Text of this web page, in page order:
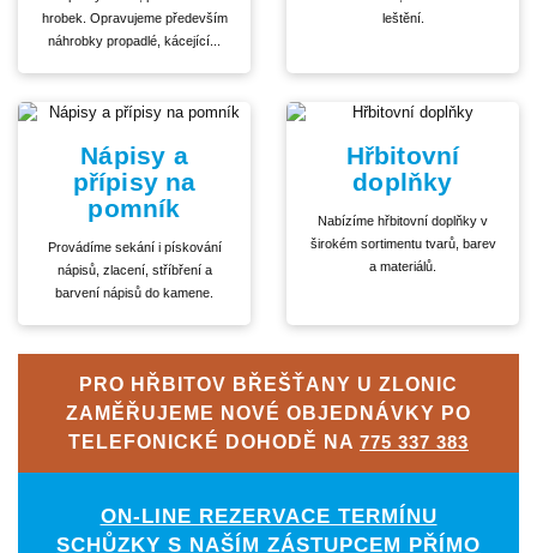
hrobek. Opravujeme především
náhrobky propadlé, kácející...
leštění.
Nápisy a
přípisy na
pomník
Provádíme sekání i pískování
nápisů, zlacení, stříbření a
barvení nápisů do kamene.
Hřbitovní
doplňky
Nabízíme hřbitovní doplňky v
širokém sortimentu tvarů, barev
a materiálů.
PRO HŘBITOV BŘEŠŤANY U ZLONIC
ZAMĚŘUJEME NOVÉ OBJEDNÁVKY PO
TELEFONICKÉ DOHODĚ NA 775 337 383
ON-LINE REZERVACE TERMÍNU
SCHŮZKY S NAŠÍM ZÁSTUPCEM PŘÍMO